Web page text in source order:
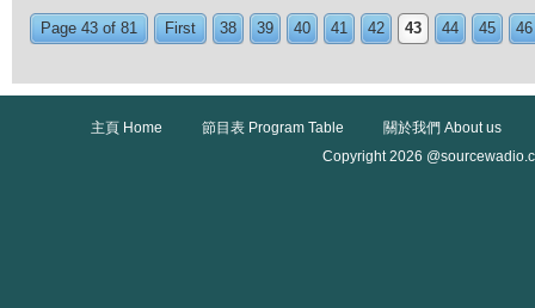
Page 43 of 81 First 38 39 40 41 42 43 44 45 46
主頁 Home 節目表 Program Table
關於我們 About us
Copyright 2026